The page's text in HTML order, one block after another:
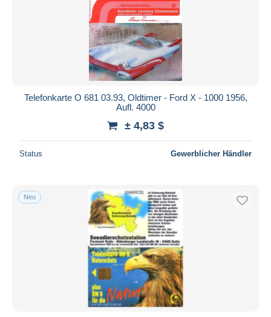
Telefonkarte O 681 03.93, Oldtimer - Ford X - 1000 1956,
Aufl. 4000
± 4,83 $
Status Gewerblicher Händler
Neu